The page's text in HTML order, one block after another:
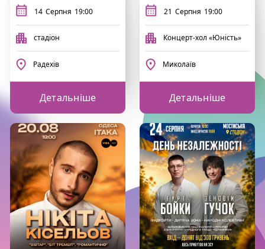
14 Серпня 19:00
стадіон
Радехів
Детальніше
21 Серпня 19:00
Концерт-хол «Юність»
Миколаїв
Детальніше